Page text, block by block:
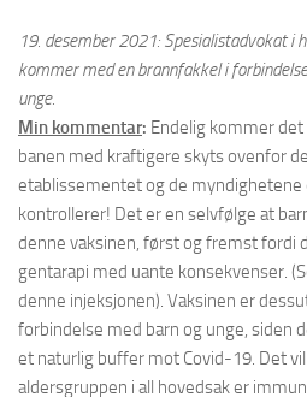
19. desember 2021: Spesialistadvokat i
kommer med en brannfakkel i
unge.
Min kommentar: Endelig kommer
banen med kraftigere skyts ovenfor
etablissementet og de
kontrollerer! Det er en selvfølge at
denne vaksinen, først og fremst fordi
gentarapi med uante konsekvenser.
denne injeksjonen). Vaksinen er
forbindelse med barn og unge, siden
et naturlig buffer mot Covid-19. Det
aldersgruppen i all hovedsak er